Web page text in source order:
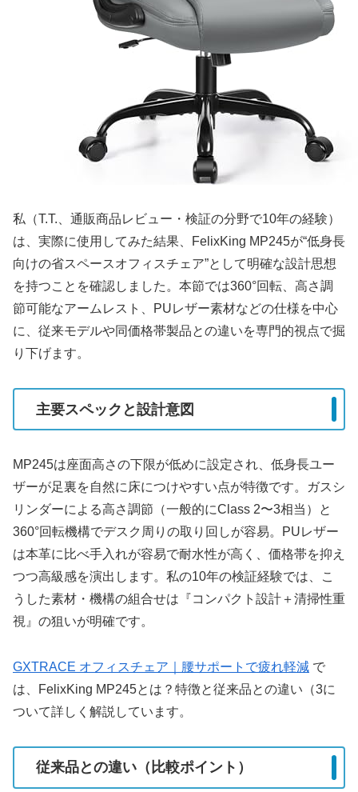
私（T.T.、通販商品レビュー・検証の分野で10年の経験）
は、実際に使用してみた結果、FelixKing MP245が“低身長
向けの省スペースオフィスチェア”として明確な設計思想
を持つことを確認しました。本節では360°回転、高さ調
節可能なアームレスト、PUレザー素材などの仕様を中心
に、従来モデルや同価格帯製品との違いを専門的視点で掘
り下げます。
主要スペックと設計意図
MP245は座面高さの下限が低めに設定され、低身長ユー
ザーが足裏を自然に床につけやすい点が特徴です。ガスシ
リンダーによる高さ調節（一般的にClass 2〜3相当）と
360°回転機構でデスク周りの取り回しが容易。PUレザー
は本革に比べ手入れが容易で耐水性が高く、価格帯を抑え
つつ高級感を演出します。私の10年の検証経験では、こ
うした素材・機構の組合せは『コンパクト設計＋清掃性重
視』の狙いが明確です。
GXTRACE オフィスチェア｜腰サポートで疲れ軽減 で
は、FelixKing MP245とは？特徴と従来品との違い（3に
ついて詳しく解説しています。
従来品との違い（比較ポイント）